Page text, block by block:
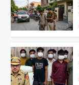
2
3